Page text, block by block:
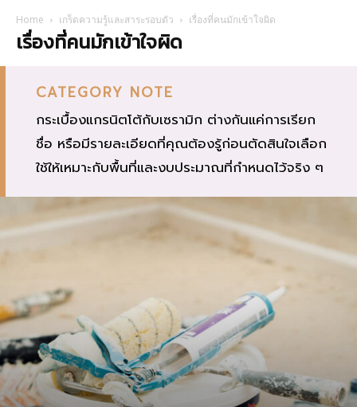
Home เกร็ดความรู้และสาระรอบตัว เรื่องที่คนมักเข้าใจผิด
เรื่องที่คนมักเข้าใจผิด
CATEGORY NOTE
กระเบื้องแกรนิตโต้กับเซรามิก ต่างกันแค่การเรียก
ชื่อ หรือมีรายละเอียดที่คุณต้องรู้ก่อนตัดสินใจเลือก
ใช้ให้เหมาะกับพื้นที่และงบประมาณที่กำหนดไว้จริง ๆ